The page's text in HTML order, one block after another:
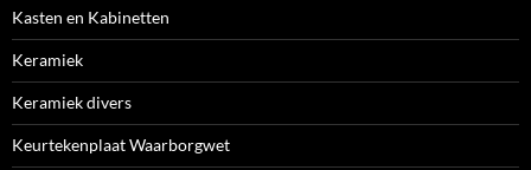
Kasten en Kabinetten
Keramiek
Keramiek divers
Keurtekenplaat Waarborgwet